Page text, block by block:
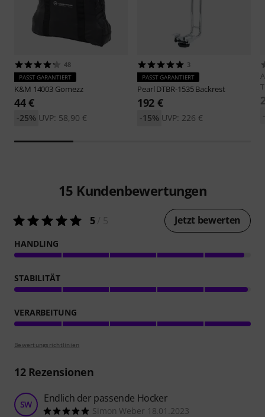
48
PASST GARANTIERT
K&M 14003 Gomezz
44 €
UVP: 58,90 €
-25%
3
PASST GARANTIERT
Pearl DTBR-1535 Backrest
192 €
UVP: 226 €
-15%
15 Kundenbewertungen
5/ 5 Jetzt bewerten
HANDLING
STABILITÄT
VERARBEITUNG
Bewertungsrichtlinien
12Rezensionen
SW Endlich der passende Hocker
Simon Weber 18.01.2023